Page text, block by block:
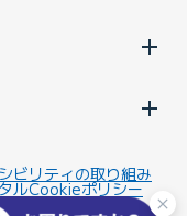
ビリティの取り組み
ルCookieポリシー
ィ基本方針